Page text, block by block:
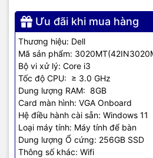
Ưu đãi khi mua hàng
Thương hiệu: Dell
Mã sản phẩm:
Bộ vi xử lý: Core i3
Tốc độ CPU: ≥ 3.0 GHz
Dung lượng RAM: 8GB
Card màn hình: VGA Onboard
Hệ điều hành cài sẵn: Windows 11
Loại máy tính: Máy tính để bàn
Dung lượng Ổ cứng: 256GB SSD
Thông số khác: Wifi
Xử lý toàn bộ công việc văn phòng
toán trưởng với hàng triệu dòng vẫn
DDR4 3200 MHz kết hợp cùng ổ cứng
NVMe Solid State Drive
Lợi ích khi sử dụng
đồng bộ Dell